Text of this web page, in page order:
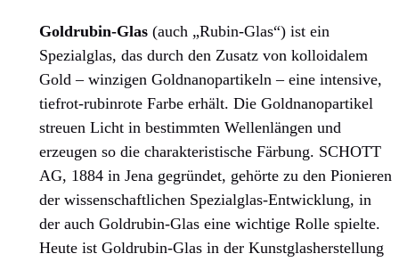
Goldrubin-Glas (auch „Rubin-Glas“) ist ein
Spezialglas, das durch den Zusatz von kolloidalem
Gold – winzigen Goldnanopartikeln – eine intensive,
tiefrot-rubinrote Farbe erhält. Die Goldnanopartikel
streuen Licht in bestimmten Wellenlängen und
erzeugen so die charakteristische Färbung. SCHOTT
AG, 1884 in Jena gegründet, gehörte zu den Pionieren
der wissenschaftlichen Spezialglas-Entwicklung, in
der auch Goldrubin-Glas eine wichtige Rolle spielte.
Heute ist Goldrubin-Glas in der Kunstglasherstellung